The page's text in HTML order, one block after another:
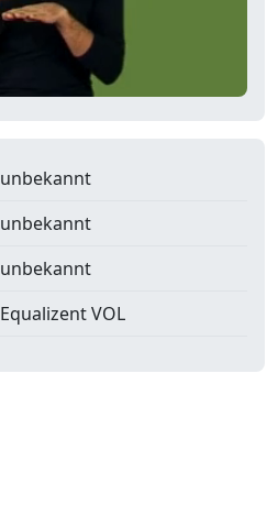
unbekannt
unbekannt
unbekannt
Equalizent VOL